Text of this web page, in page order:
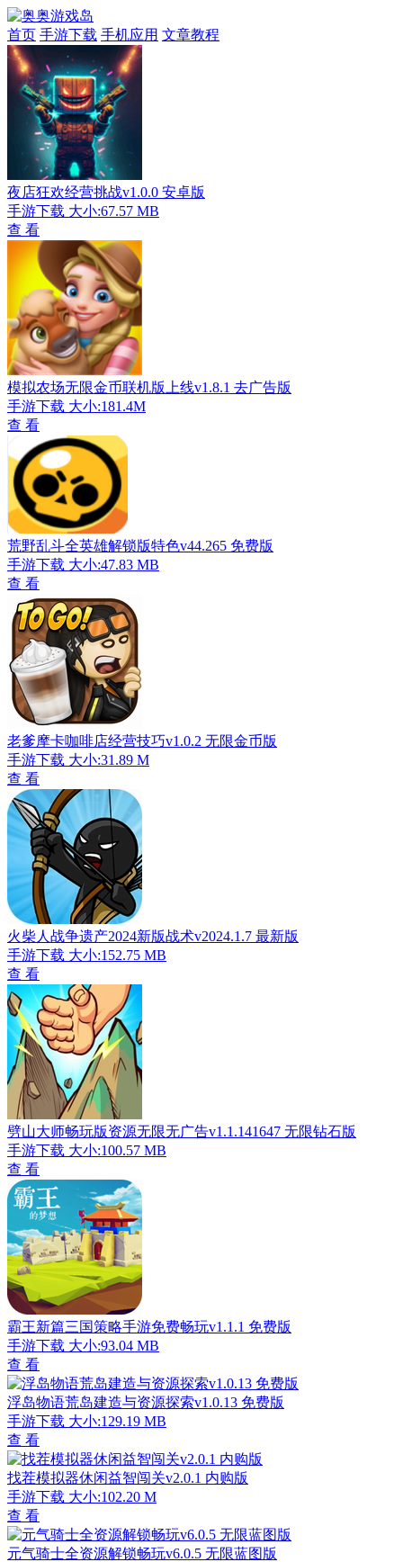
首页 手游下载 手机应用 文章教程
夜店狂欢经营挑战v1.0.0 安卓版
手游下载 大小:67.57 MB
查 看
模拟农场无限金币联机版上线v1.8.1 去广告版
手游下载 大小:181.4M
查 看
荒野乱斗全英雄解锁版特色v44.265 免费版
手游下载 大小:47.83 MB
查 看
老爹摩卡咖啡店经营技巧v1.0.2 无限金币版
手游下载 大小:31.89 M
查 看
火柴人战争遗产2024新版战术v2024.1.7 最新版
手游下载 大小:152.75 MB
查 看
劈山大师畅玩版资源无限无广告v1.1.141647 无限钻石版
手游下载 大小:100.57 MB
查 看
霸王新篇三国策略手游免费畅玩v1.1.1 免费版
手游下载 大小:93.04 MB
查 看
浮岛物语荒岛建造与资源探索v1.0.13 免费版
手游下载 大小:129.19 MB
查 看
找茬模拟器休闲益智闯关v2.0.1 内购版
手游下载 大小:102.20 M
查 看
元气骑士全资源解锁畅玩v6.0.5 无限蓝图版